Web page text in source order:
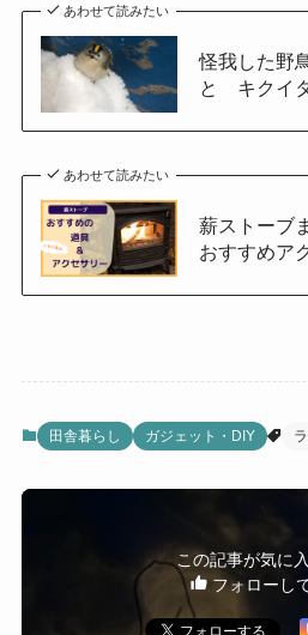
あわせて読みたい
怪我した野
と キクイ
あわせて読みたい
薪ストーブ
おすすめア
田舎暮らし ガジェット・DIY
この記事が気に
フォローし